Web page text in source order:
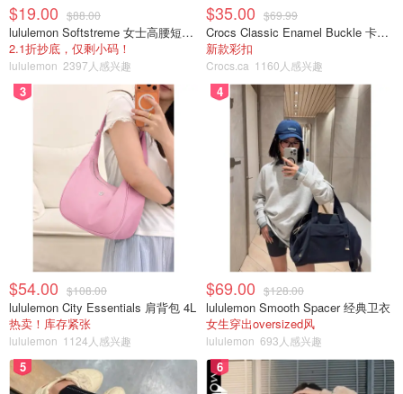
$19.00 $88.00
lululemon Softstreme 女士高腰短裤 10cm
2.1折抄底，仅剩小码！
lululemon 2397人感兴趣
$35.00 $69.99
Crocs Classic Enamel Buckle 卡骆驰布扣便鞋
新款彩扣
Crocs.ca 1160人感兴趣
3
$54.00 $108.00
lululemon City Essentials 肩背包 4L
热卖！库存紧张
lululemon 1124人感兴趣
4
$69.00 $128.00
lululemon Smooth Spacer 经典卫衣
女生穿出oversized风
lululemon 693人感兴趣
5 6